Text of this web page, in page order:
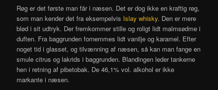
Røg er det første man får i næsen. Det er dog ikke en kraftig røg,
som man kender det fra eksempelvis Islay whisky. Den er mere
blød i sit udtryk. Der fremkommer stille og roligt lidt malmsødme i
duften. Fra baggrunden fornemmes lidt vanilje og karamel. Efter
noget tid i glasset, og tilvænning af næsen, så kan man fange en
smule citrus og lakrids i baggrunden. Blandingen leder tankerne
hen i retning af pibetobak. De 46,1% vol. alkohol er ikke
markante i næsen.